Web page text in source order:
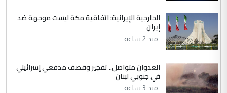
الخارجية الإيرانية: اتفاقية مكة ليست موجهة ضد
إيران
منذ 2 ساعة
العدوان متواصل.. تفجير وقصف مدفعي إسرائيلي
في جنوبي لبنان
منذ 3 ساعة